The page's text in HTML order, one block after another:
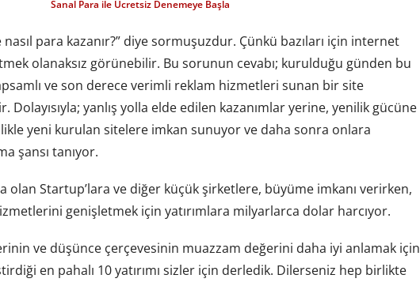
Sanal Para ile Ücretsiz Denemeye Başla
para kazanır?” diye sormuşuzdur. Çünkü bazıları için internet
olanaksız görünebilir. Bu sorunun cevabı; kurulduğu günden bu
ve son derece verimli reklam hizmetleri sunan bir site
Dolayısıyla; yanlış yolla elde edilen kazanımlar yerine, yenilik gücüne
yeni kurulan sitelere imkan sunuyor ve daha sonra onlara
şansı tanıyor.
olan Startup’lara ve diğer küçük şirketlere, büyüme imkanı verirken,
genişletmek için yatırımlara milyarlarca dolar harcıyor.
ve düşünce çerçevesinin muazzam değerini daha iyi anlamak için
en pahalı 10 yatırımı sizler için derledik. Dilerseniz hep birlikte